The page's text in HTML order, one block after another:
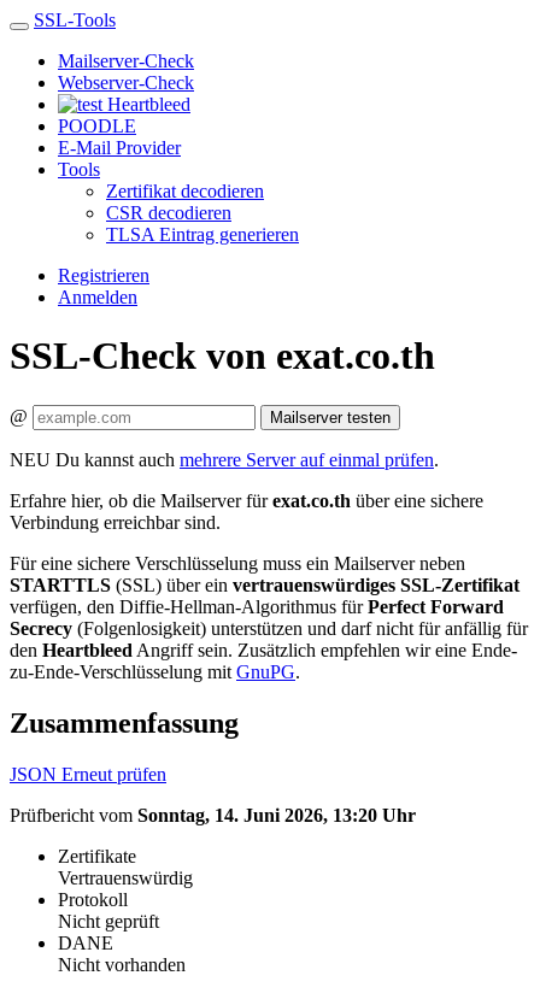
SSL-Tools
Mailserver-Check
Webserver-Check
Heartbleed
POODLE
E-Mail Provider
Tools
Zertifikat decodieren
CSR decodieren
TLSA Eintrag generieren
Registrieren
Anmelden
SSL-Check von exat.co.th
@ Mailserver testen
NEU Du kannst auch mehrere Server auf einmal prüfen.
Erfahre hier, ob die Mailserver fürexat.co.th über eine sichere
Verbindung erreichbar sind.
Für eine sichere Verschlüsselung muss ein Mailserver neben
STARTTLS (SSL) über ein vertrauenswürdiges SSL-Zertifikat
verfügen, den Diffie-Hellman-Algorithmus fürPerfect Forward
Secrecy (Folgenlosigkeit) unterstützen und darf nicht für anfällig für
den Heartbleed Angriff sein. Zusätzlich empfehlen wir eine Ende-
zu-Ende-Verschlüsselung mit GnuPG.
Zusammenfassung
JSON Erneut prüfen
Prüfbericht vom Sonntag, 14. Juni 2026, 13:20 Uhr
Zertifikate
Vertrauenswürdig
Protokoll
Nicht geprüft
DANE
Nicht vorhanden